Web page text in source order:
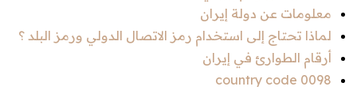
معلومات عن دولة إيران
لماذا تحتاج إلى استخدام رمز الاتصال الدولي ورمز البلد ؟
أرقام الطوارئ في إيران
0098 country code